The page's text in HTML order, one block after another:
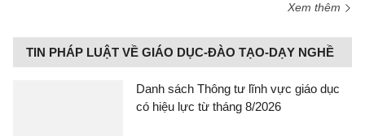
Xem thêm
TIN PHÁP LUẬT VỀ GIÁO DỤC-ĐÀO TẠO-DẠY NGHỀ
Danh sách Thông tư lĩnh vực giáo dục
có hiệu lực từ tháng 8/2026